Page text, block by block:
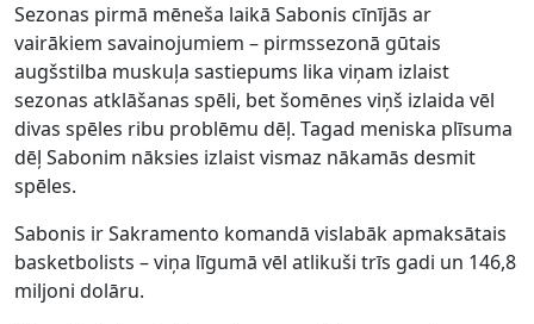
Sezonas pirmā mēneša laikā Sabonis cīnījās ar
vairākiem savainojumiem – pirmssezonā gūtais
augšstilba muskuļa sastiepums lika viņam izlaist
sezonas atklāšanas spēli, bet šomēnes viņš izlaida vēl
divas spēles ribu problēmu dēļ. Tagad meniska plīsuma
dēļ Sabonim nāksies izlaist vismaz nākamās desmit
spēles.
Sabonis ir Sakramento komandā vislabāk apmaksātais
basketbolists – viņa līgumā vēl atlikuši trīs gadi un 146,8
miljoni dolāru.